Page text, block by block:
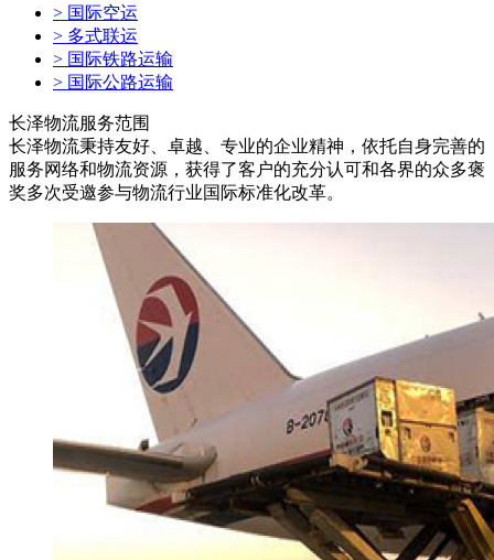
> 国际空运
> 多式联运
> 国际铁路运输
> 国际公路运输
长泽物流服务范围
长泽物流秉持友好、卓越、专业的企业精神，依托自身完善的
服务网络和物流资源，获得了客户的充分认可和各界的众多褒
奖多次受邀参与物流行业国际标准化改革。